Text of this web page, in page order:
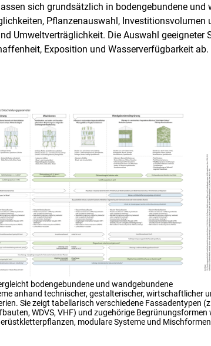
sich grundsätzlich in bodengebundene
Pflanzenauswahl,
Umweltverträglichkeit. Die Auswahl
Exposition und Wasserverfügbarkeit ab.
bodengebundene und wandgebundene
anhand technischer, gestalterischer, wirtschaftlicher
Sie zeigt tabellarisch verschiedene Fassadentypen
WDVS, VHF) und zugehörige Begrünungsformen
modulare Systeme und